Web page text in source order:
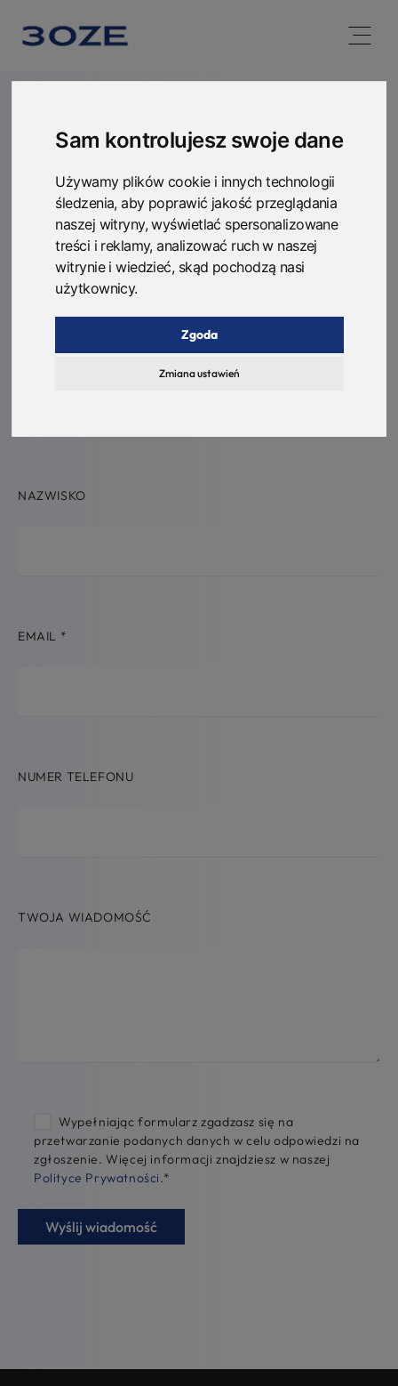
Sam kontrolujesz swoje dane
Używamy plików cookie i innych technologii
śledzenia, aby poprawić jakość przeglądania
naszej witryny, wyświetlać spersonalizowane
treści i reklamy, analizować ruch w naszej
witrynie i wiedzieć, skąd pochodzą nasi
użytkownicy.
Zgoda
Zmiana ustawień
Open
Napisz do nas
Zrób pierwszy krok ku lepszej przyszłości
i skontaktuj się z nami.
3OZE
NAZWISKO
EMAIL *
NUMER TELEFONU
TWOJA WIADOMOŚĆ
Wypełniając formularz zgadzasz się na
przetwarzanie podanych danych w celu odpowiedzi na
zgłoszenie. Więcej informacji znajdziesz w naszej
Polityce Prywatności.*